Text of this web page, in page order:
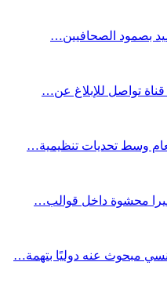
بصمود الصحافيين…
تواصل للإبلاغ عن…
وسط تحديات تنظيمية…
مبحوث عنه دوليًا بتهمة…